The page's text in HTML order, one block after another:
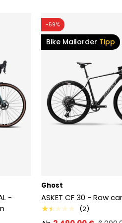
-
-59%
Bike Mailorder Tipp
Ghost
ASKET CF 30 - Raw
★★★★★ (2)